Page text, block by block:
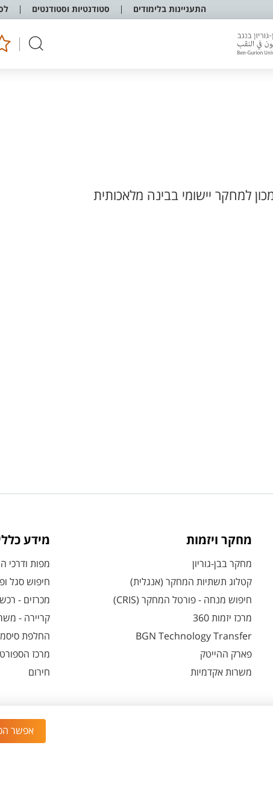
התעניינות בלימודים סטודנטיות וסטודנטים
למחקר יישומי בבינה מלאכותית
מחקר ויזמות
מחקר בבן-גוריון
קטלוג תשתיות המחקר (אנגלית)
חיפוש מנחה - פורטל המחקר (CRIS)
מרכז יזמות 360
BGN Technology Transfer
פארק ההייטק
משרות אקדמיות
מידע
מפות ודרכי
חיפוש סגל
מכרזים - רכש
קריירה -
החלפת
מרכז
חירום